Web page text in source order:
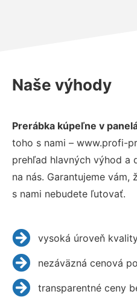
Naše výhody
Prerábka kúpeľne v
toho s nami – www.profi-
prehľad hlavných výhod a
na nás. Garantujeme vám,
s nami nebudete ľutovať.
vysoká úroveň
nezáväzná cenová
transparentné ceny